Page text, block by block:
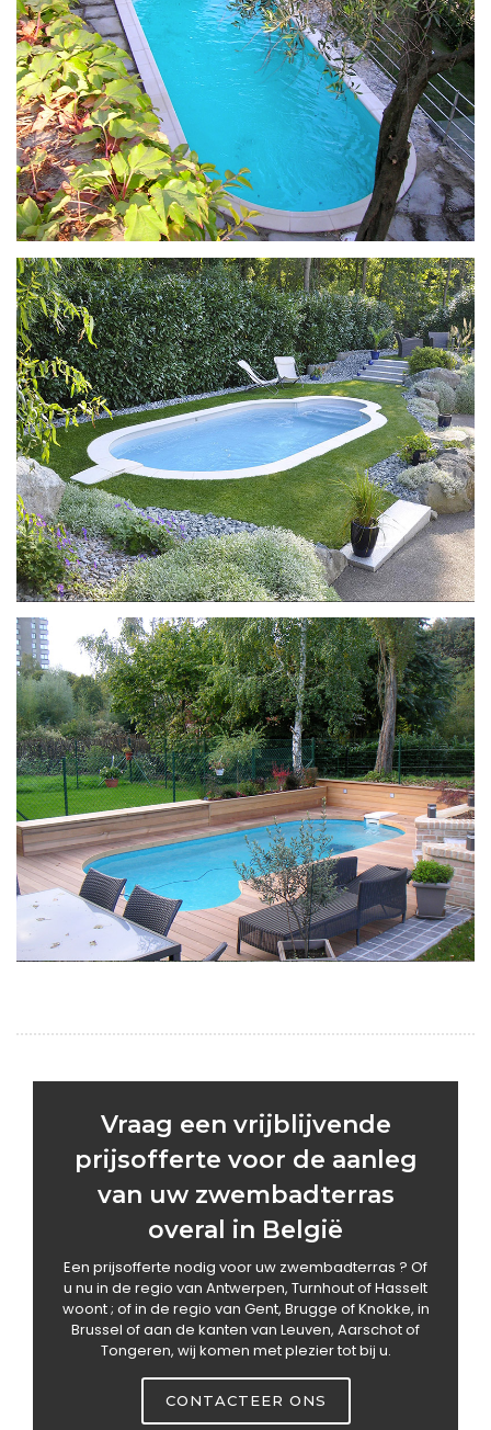
Ilona met Paso-trap
Ilona met Paso-trap
Vraag een vrijblijvende
prijsofferte voor de aanleg
van uw zwembadterras
overal in België
Een prijsofferte nodig voor uw zwembadterras ? Of
u nu in de regio van Antwerpen, Turnhout of Hasselt
woont ; of in de regio van Gent, Brugge of Knokke, in
Brussel of aan de kanten van Leuven, Aarschot of
Tongeren, wij komen met plezier tot bij u.
CONTACTEER ONS